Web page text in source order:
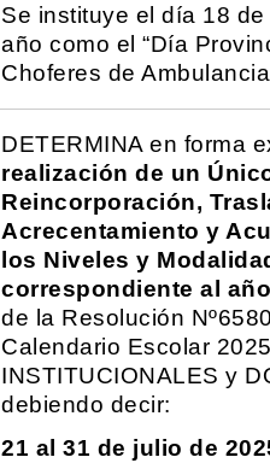
Se instituye el día 18
año como el “Día
Choferes de
DETERMINA en forma
realización de un
Reincorporación,
Acrecentamiento y
los Niveles y
correspondiente al
de la Resolución
Calendario Escolar
INSTITUCIONALES y
debiendo decir:
21 al 31 de julio de